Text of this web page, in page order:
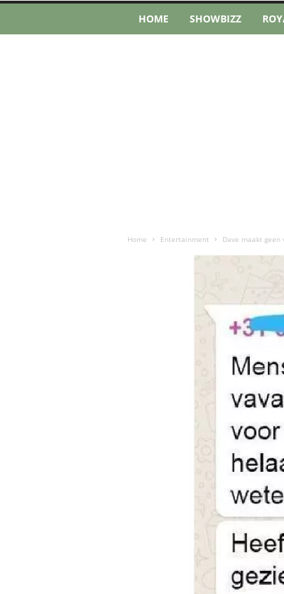
HOME SHOWBIZZ
Home Entertainment Dave maakt